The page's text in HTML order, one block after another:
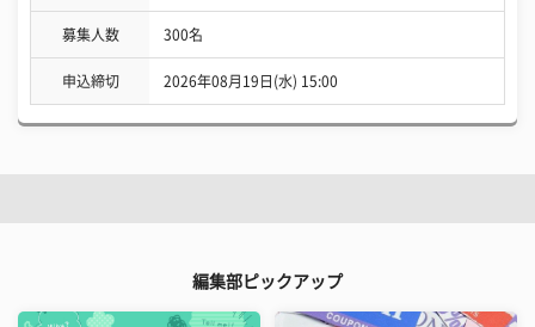
募集人数 300名
申込締切 2026年08月19日(水) 15:00
編集部ピックアップ